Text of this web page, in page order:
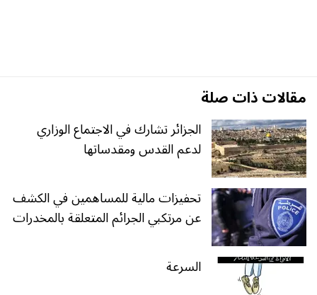
مقالات ذات صلة
الجزائر تشارك في الاجتماع الوزاري
لدعم القدس ومقدساتها
تحفيزات مالية للمساهمين في الكشف
عن مرتكبي الجرائم المتعلقة بالمخدرات
السرعة